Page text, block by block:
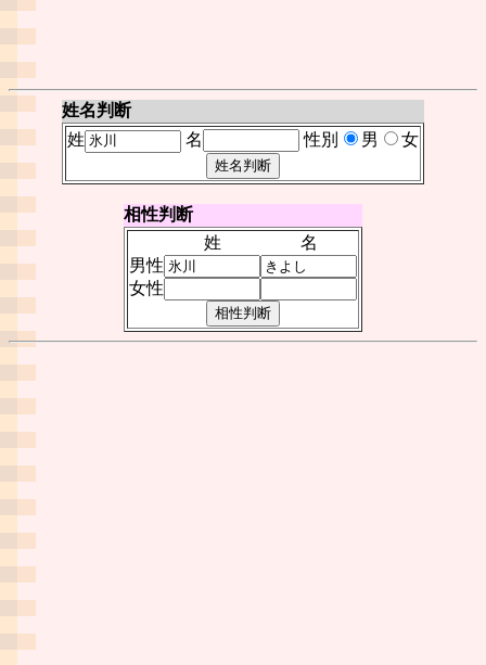
姓名判断
姓
名 性別 男 女
相性判断
姓
名
男性
女性